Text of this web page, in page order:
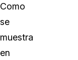
Como
se
muestra
en